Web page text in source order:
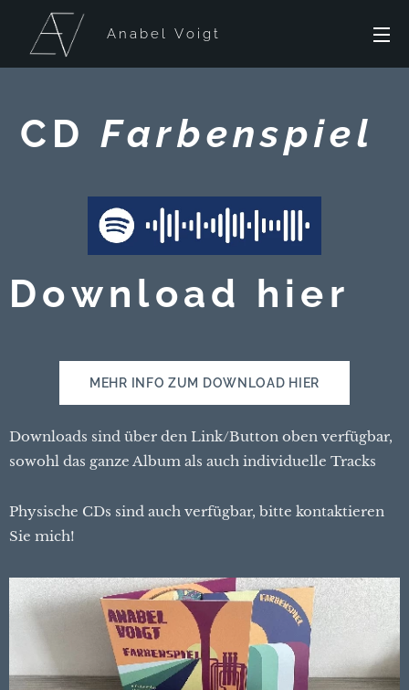
Anabel Voigt
CD Farbenspiel
Download hier
MEHR INFO ZUM DOWNLOAD HIER
Downloads sind über den Link/Button oben verfügbar,
sowohl das ganze Album als auch individuelle Tracks
Physische CDs sind auch verfügbar, bitte kontaktieren
Sie mich!